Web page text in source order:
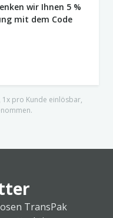
wir Ihnen 5 %
mit dem Code
pro Kunde einlösbar,
TransPak